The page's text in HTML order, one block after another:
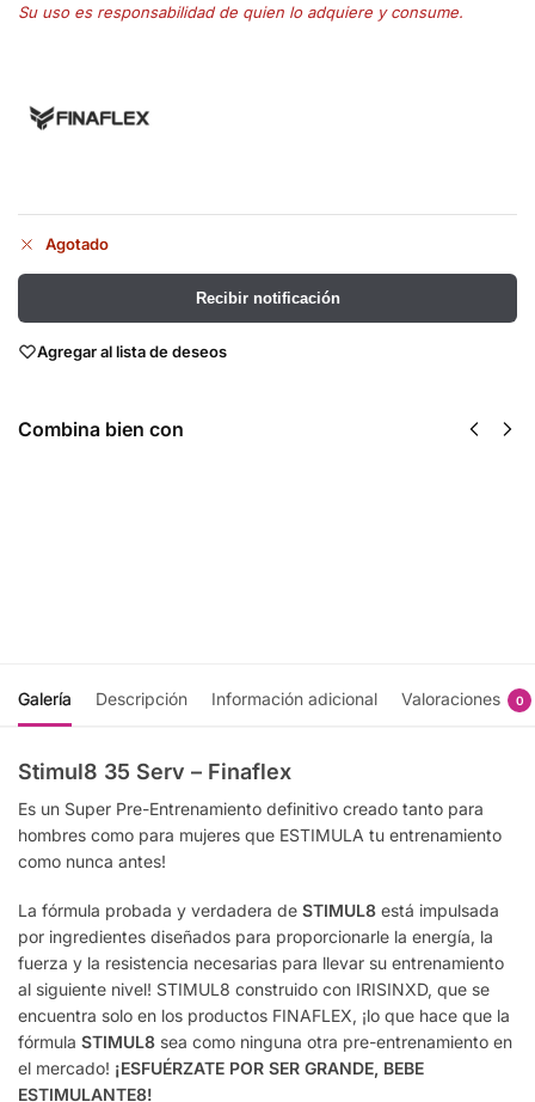
Su uso es responsabilidad de quien lo adquiere y consume.
Agotado
Recibir notificación
Agregar al lista de deseos
Combina bien con
Galería Descripción Información adicional Valoraciones 0
Stimul8 35 Serv – Finaflex
Es un Super Pre-Entrenamiento definitivo creado tanto para
hombres como para mujeres que ESTIMULA tu entrenamiento
como nunca antes!
La fórmula probada y verdadera de STIMUL8 está impulsada
por ingredientes diseñados para proporcionarle la energía, la
fuerza y la resistencia necesarias para llevar su entrenamiento
al siguiente nivel! STIMUL8 construido con IRISINXD, que se
encuentra solo en los productos FINAFLEX, ¡lo que hace que la
fórmula STIMUL8 sea como ninguna otra pre-entrenamiento en
el mercado! ¡ESFUÉRZATE POR SER GRANDE, BEBE
ESTIMULANTE8!